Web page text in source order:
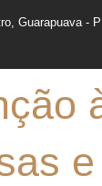
Guarapuava -